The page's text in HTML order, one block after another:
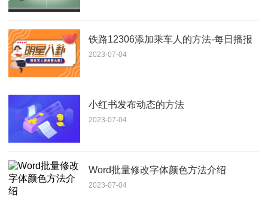
铁路12306添加乘车人的方法-每日播报
2023-07-04
小红书发布动态的方法
2023-07-04
Word批量修改字体颜色方法介绍
2023-07-04